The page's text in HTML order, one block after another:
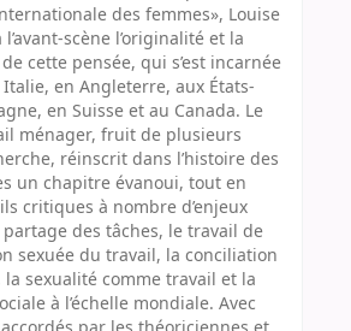
des femmes», Louise
scène l’originalité et la
cette pensée, qui s’est incarnée
en Angleterre, aux États-
en Suisse et au Canada. Le
ménager, fruit de plusieurs
réinscrit dans l’histoire des
un chapitre évanoui, tout en
critiques à nombre d’enjeux
des tâches, le travail de
sexuée du travail, la conciliation
sexualité comme travail et la
à l’échelle mondiale. Avec